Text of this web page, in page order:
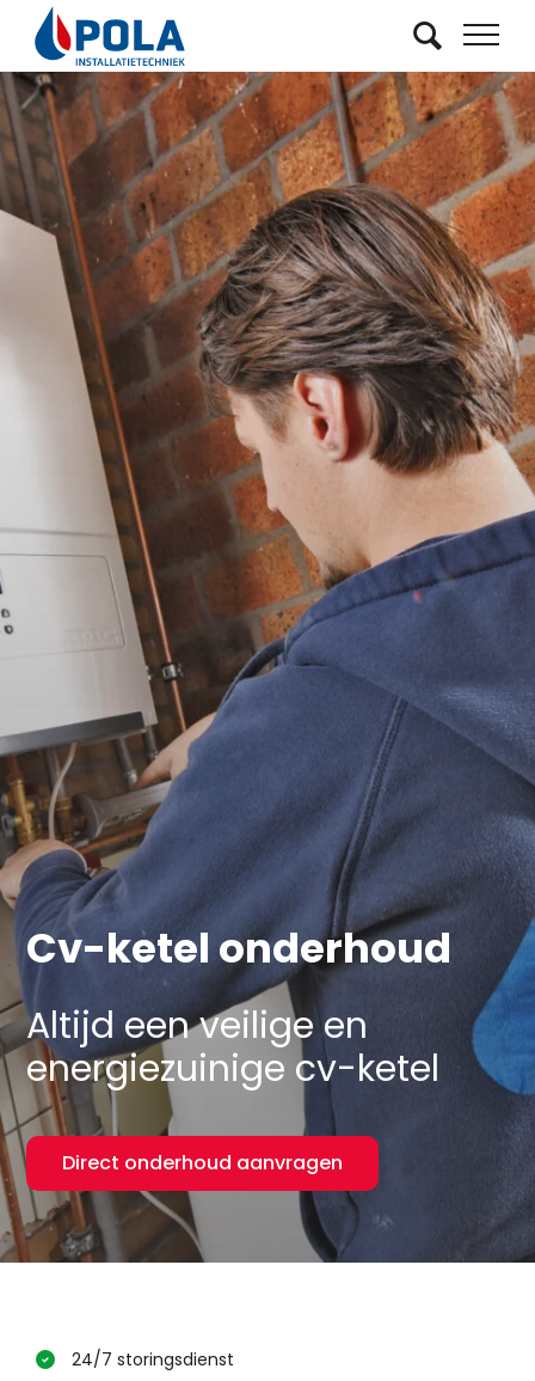
Cv-ketel onderhoud
Altijd een veilige en
energiezuinige cv-ketel
Direct onderhoud aanvragen
24/7 storingsdienst